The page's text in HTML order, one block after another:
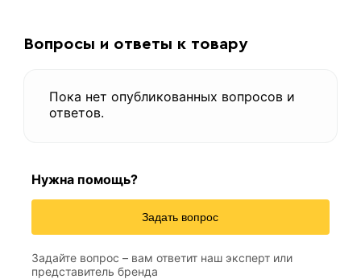
Вопросы и ответы к товару
Пока нет опубликованных вопросов и
ответов.
Нужна помощь?
Задать вопрос
Задайте вопрос – вам ответит наш эксперт или
представитель бренда